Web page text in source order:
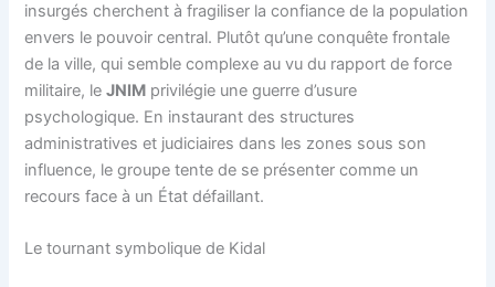
insurgés cherchent à fragiliser la confiance de la population
envers le pouvoir central. Plutôt qu’une conquête frontale
de la ville, qui semble complexe au vu du rapport de force
militaire, leJNIM privilégie une guerre d’usure
psychologique. En instaurant des structures
administratives et judiciaires dans les zones sous son
influence, le groupe tente de se présenter comme un
recours face à un État défaillant.
Le tournant symbolique de Kidal